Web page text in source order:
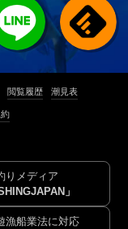
閲覧履歴 潮見表
りメディア
」
漁船業法に対応